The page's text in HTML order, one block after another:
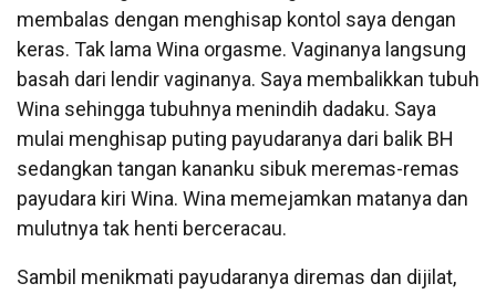
membalas dengan menghisap kontol saya dengan
keras. Tak lama Wina orgasme. Vaginanya langsung
basah dari lendir vaginanya. Saya membalikkan tubuh
Wina sehingga tubuhnya menindih dadaku. Saya
mulai menghisap puting payudaranya dari balik BH
sedangkan tangan kananku sibuk meremas-remas
payudara kiri Wina. Wina memejamkan matanya dan
mulutnya tak henti berceracau.
Sambil menikmati payudaranya diremas dan dijilat,